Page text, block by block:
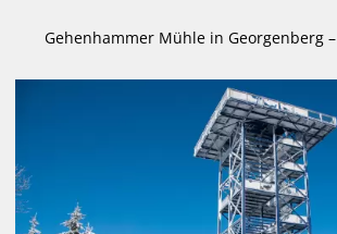
Gehenhammer Mühle in Georgenberg –